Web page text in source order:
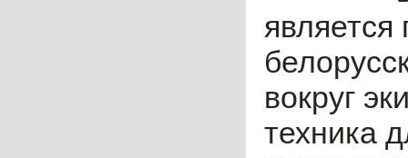
вокруг
техника